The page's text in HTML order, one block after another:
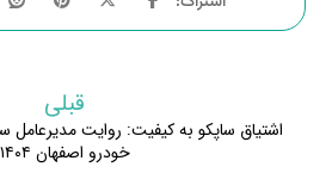
قبلی
اشتیاق ساپکو به کیفیت: روایت مدیرعامل
خودرو اصفهان ۱۴۰۴